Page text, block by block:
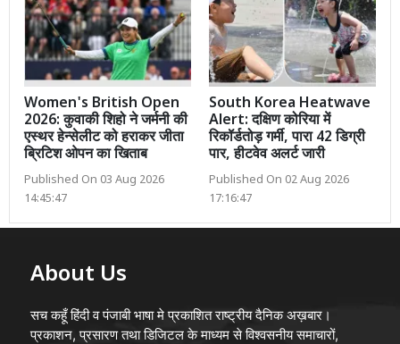
Women's British Open
2026: कुवाकी शिहो ने जर्मनी की
एस्थर हेन्सेलीट को हराकर जीता
ब्रिटिश ओपन का खिताब
Published On 03 Aug 2026
14:45:47
South Korea Heatwave
Alert: दक्षिण कोरिया में
रिकॉर्डतोड़ गर्मी, पारा 42 डिग्री
पार, हीटवेव अलर्ट जारी
Published On 02 Aug 2026
17:16:47
About Us
सच कहूँ हिंदी व पंजाबी भाषा मे प्रकाशित राष्ट्रीय दैनिक अख़बार।
प्रकाशन, प्रसारण तथा डिजिटल के माध्यम से विश्वसनीय समाचारों,